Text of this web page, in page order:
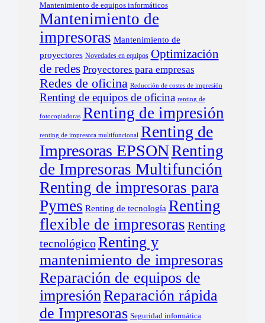
Mantenimiento de equipos informáticos
Mantenimiento de
impresoras Mantenimiento de
proyectores Novedades en equipos Optimización
de redes Proyectores para empresas
Redes de oficina Reducción de costes de impresión
Renting de equipos de oficina renting de
fotocopiadoras Renting de impresión
renting de impresora multifuncional Renting de
Impresoras EPSONRenting
de Impresoras Multifunción
Renting de impresoras para
Pymes Renting de tecnología Renting
flexible de impresoras Renting
tecnológico Renting y
mantenimiento de impresoras
Reparación de equipos de
impresiónReparación rápida
de Impresoras Seguridad informática